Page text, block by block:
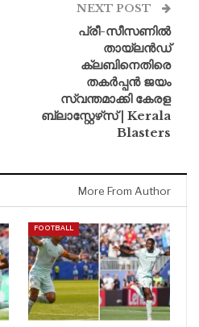
NEXT POST
പ്രീ-സീസണിൽ
തായ്‍ലൻഡ്
ക്ലബിനെതിരെ
തകർപ്പൻ ജയം
സ്വന്തമാക്കി കേരള
ബ്ലാസ്റ്റേഴ്‌സ് | Kerala
Blasters
More From Author
FOOTBALL